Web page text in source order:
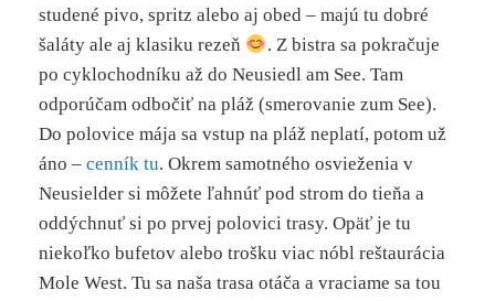
studené pivo, spritz alebo aj obed – majú tu dobré
šaláty ale aj klasiku rezeň
. Z bistra sa pokračuje
po cyklochodníku až do Neusiedl am See. Tam
odporúčam odbočiť na pláž (smerovanie zum See).
Do polovice mája sa vstup na pláž neplatí, potom už
áno –cenník tu. Okrem samotného osvieženia v
Neusielder si môžete ľahnúť pod strom do tieňa a
oddýchnuť si po prvej polovici trasy. Opäť je tu
niekoľko bufetov alebo trošku viac nóbl reštaurácia
Mole West. Tu sa naša trasa otáča a vraciame sa tou